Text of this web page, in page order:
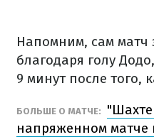
Напомним, сам матч
благодаря голу
9 минут после того,
БОЛЬШЕ О МАТЧЕ:
напряженном матче